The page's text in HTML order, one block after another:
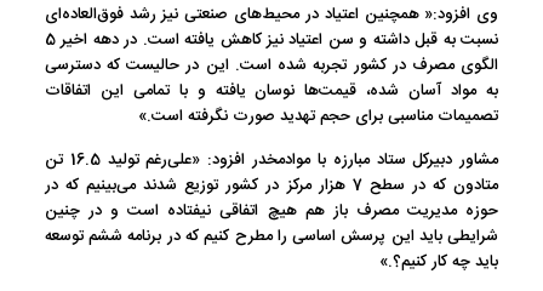
وی افزود:« همچنین اعتیاد در محیط‌های صنعتی نیز رشد فوق‌العاده‌ای
نسبت به قبل داشته و سن اعتیاد نیز کاهش یافته است. در دهه اخیر 5
الگوی مصرف در کشور تجربه شده است. این در حالیست که دسترسی
به مواد آسان شده، قیمت‌ها نوسان یافته و با تمامی این اتفاقات
تصمیمات مناسبی برای حجم تهدید صورت نگرفته است.»
مشاور دبیرکل ستاد مبارزه با موادمخدر افزود: «علی‌رغم تولید 16.5 تن
متادون که در سطح 7 هزار مرکز در کشور توزیع شدند می‌بینیم که در
حوزه مدیریت مصرف باز هم هیچ اتفاقی نیفتاده است و در چنین
شرایطی باید این پرسش اساسی را مطرح کنیم که در برنامه ششم توسعه
باید چه کار کنیم؟.»